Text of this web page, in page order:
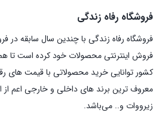
فروشگاه رفاه زندگی
فروشگاه رفاه زندگی با چندین سال سابقه
فروش اینترنتی محصولات خود کرده است تا هم
کشور توانایی خرید محصولاتی با قیمت های
معروف ترین برند های داخلی و خارجی اعم از
زیرووات و.. می‌باشد.